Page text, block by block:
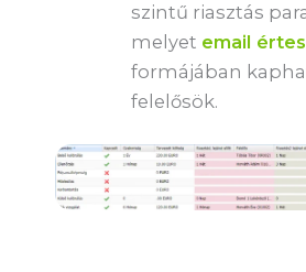
szintű riasztás
melyet email
formájában
felelősök.